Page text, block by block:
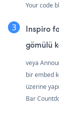
Your code
Inspiro
gömülü
veya
bir embed
üzerine
Bar